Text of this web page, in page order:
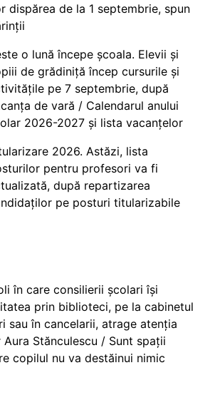
dispărea de la 1 septembrie, spun
o lună începe școala. Elevii și
de grădiniță încep cursurile și
pe 7 septembrie, după
de vară / Calendarul anului
2026-2027 și lista vacanțelor
2026. Astăzi, lista
pentru profesori va fi
după repartizarea
pe posturi titularizabile
în care consilierii școlari își
prin biblioteci, pe la cabinetul
sau în cancelarii, atrage atenția
Stănculescu / Sunt spații
copilul nu va destăinui nimic